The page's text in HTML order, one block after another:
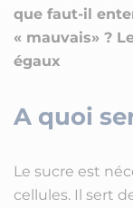
que faut-il
« mauvais» ?
égaux
A quoi
Le sucre est
cellules. Il sert